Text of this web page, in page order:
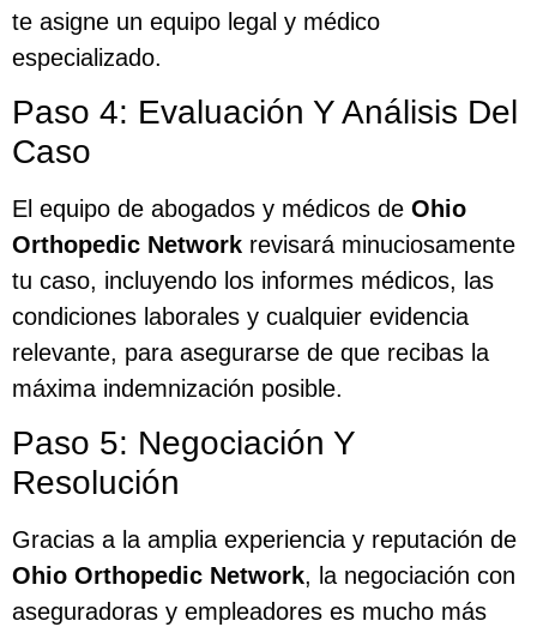
te asigne un equipo legal y médico
especializado.
Paso 4: Evaluación Y Análisis Del
Caso
El equipo de abogados y médicos de Ohio
Orthopedic Network revisará minuciosamente
tu caso, incluyendo los informes médicos, las
condiciones laborales y cualquier evidencia
relevante, para asegurarse de que recibas la
máxima indemnización posible.
Paso 5: Negociación Y
Resolución
Gracias a la amplia experiencia y reputación de
Ohio Orthopedic Network, la negociación con
aseguradoras y empleadores es mucho más